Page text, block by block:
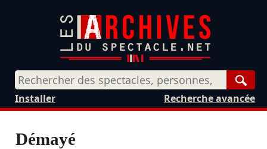
Recherche avancée
Installer
Démayé